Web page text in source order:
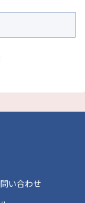
い合わせ